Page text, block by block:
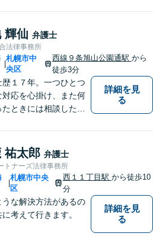
輝仙 弁護士
法律事務所
札幌市中
央区
西線９条旭山公園通駅 から
徒歩3分
歴１７年。一つひとつ
対応を心掛け、また何
ときには相談したい
しています。相続、民
、中小企業の支援など
詳細を見
る
祐太郎 弁護士
トナーズ法律事務所
札幌市中央
区
西１１丁目駅 から徒歩10
分
うな解決方法があるの
考えて行きます。
詳細を見
る